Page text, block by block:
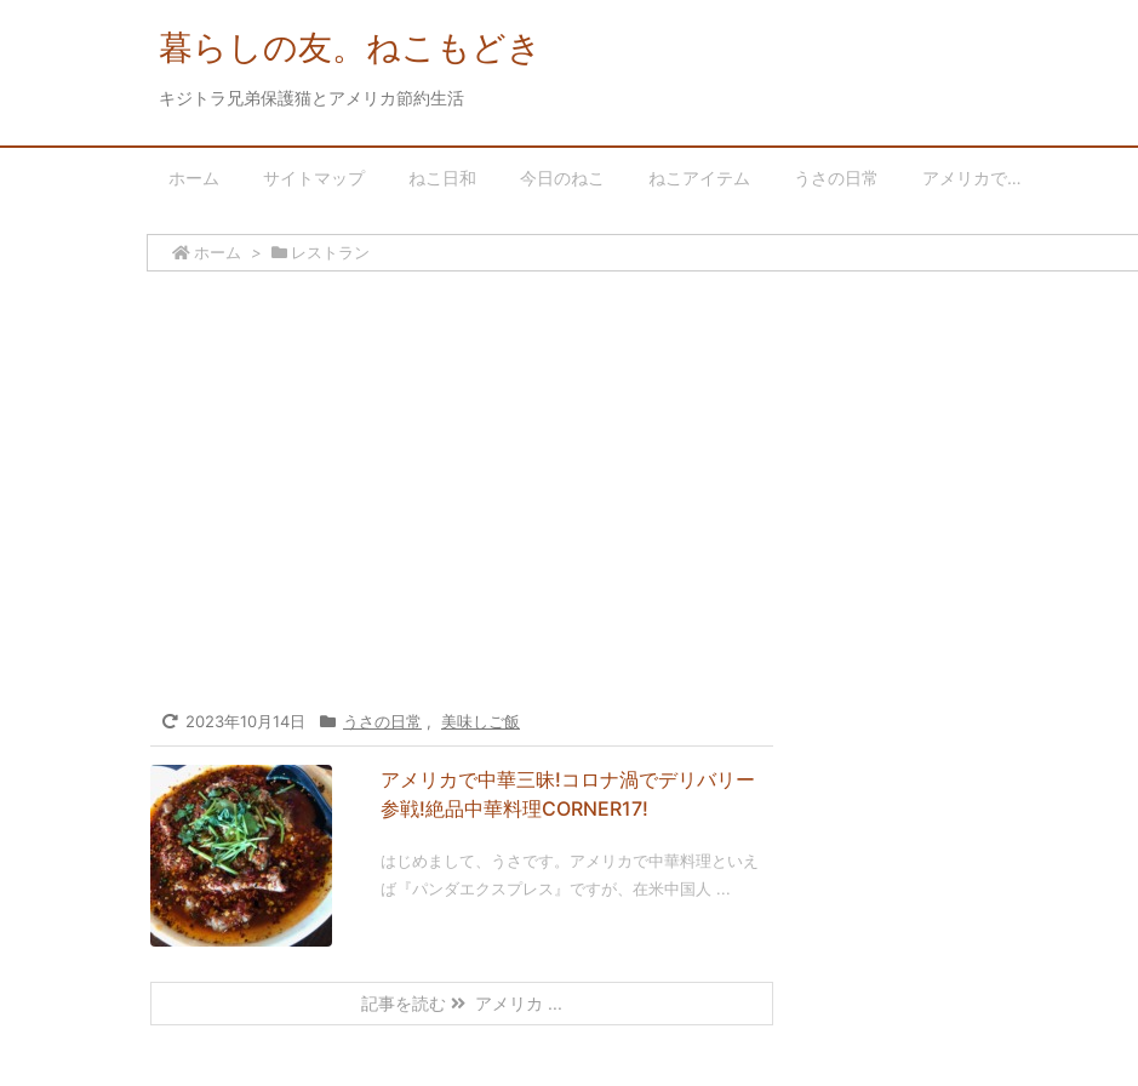
暮らしの友。ねこもどき
キジトラ兄弟保護猫とアメリカ節約生活
ホーム サイトマップ ねこ日和 今日のねこ ねこアイテム うさの日常 アメリカで…
ホーム > レストラン
2023年10月14日 うさの日常 美味しご飯
アメリカで中華三昧!コロナ渦でデリバリー
参戦!絶品中華料理CORNER17!
はじめまして、うさです。アメリカで中華料理といえ
ば『パンダエクスプレス』ですが、在米中国人 ...
記事を読む アメリカ ...